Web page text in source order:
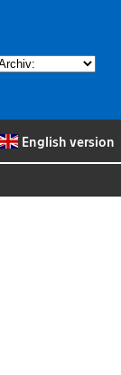
English version